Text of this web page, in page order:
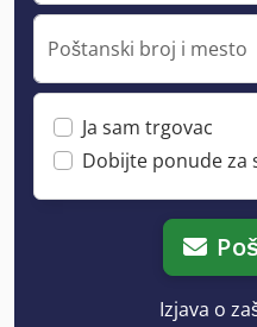
Poštanski broj i mesto
Ja sam trgovac
Dobijte ponude za
Izjava o